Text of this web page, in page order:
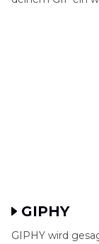
GIPHY
GIPHY wird